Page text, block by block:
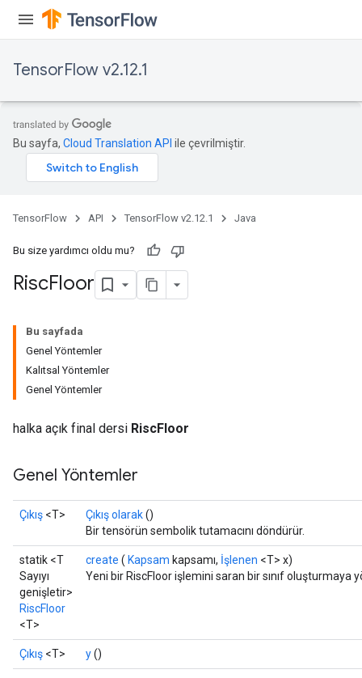
TensorFlow v2.12.1
Bu sayfa, Cloud Translation API ile çevrilmiştir.
TensorFlow API TensorFlow v2.12.1 Java
Bu size yardımcı oldu mu?
RiscFloor
Bu sayfada
Genel Yöntemler
Kalıtsal Yöntemler
Genel Yöntemler
halka açık final dersi RiscFloor
Genel Yöntemler
Çıkış <T> Çıkış olarak()
Bir tensörün sembolik tutamacını döndürür.
statik <T
Sayıyı
genişletir>
RiscFloor
<T>
create ( Kapsam kapsamı, İşlenen <T> x)
Yeni bir RiscFloor işlemini saran bir sınıf oluşturmaya
Çıkış <T> y()